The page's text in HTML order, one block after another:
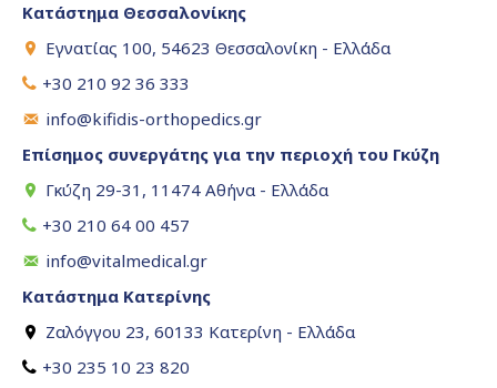
Κατάστημα Θεσσαλονίκης
Εγνατίας 100, 54623 Θεσσαλονίκη - Ελλάδα
+30 210 92 36 333
info@kifidis-orthopedics.gr
Επίσημος συνεργάτης για την περιοχή του Γκύζη
Γκύζη 29-31, 11474 Αθήνα - Ελλάδα
+30 210 64 00 457
info@vitalmedical.gr
Κατάστημα Κατερίνης
Ζαλόγγου 23, 60133 Κατερίνη - Ελλάδα
+30 235 10 23 820